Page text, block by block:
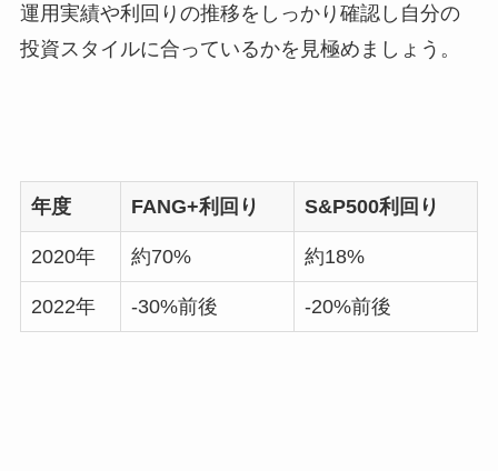
運用実績や利回りの推移をしっかり確認し自分の
投資スタイルに合っているかを見極めましょう。
年度 FANG+利回り S&P500利回り
2020年 約70% 約18%
2022年 -30%前後 -20%前後